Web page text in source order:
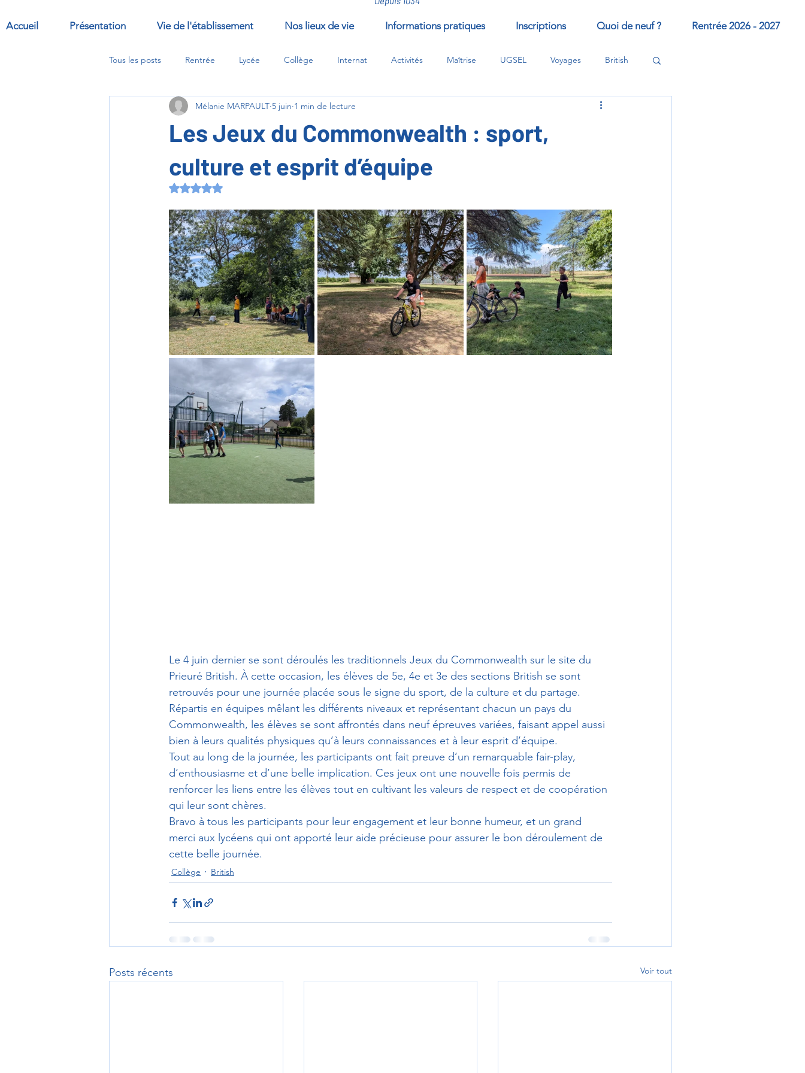
Accueil Présentation Vie de l'établissement Nos lieux de vie Informations pratiques Inscriptions Quoi de neuf ? Rentrée 2026 - 2027
Tous les posts Rentrée Lycée Collège Internat Activités Maîtrise UGSEL Voyages British
Abbaye options/compléments/EPI
Les Jeux du Commonwealth : sport,
culture et esprit d’équipe
Mélanie MARPAULT 5 juin 1 min de lecture
Noté NaN étoiles sur 5.
Le 4 juin dernier se sont déroulés les traditionnels Jeux du Commonwealth sur le site du
Prieuré British. À cette occasion, les élèves de 5e, 4e et 3e des sections British se sont
retrouvés pour une journée placée sous le signe du sport, de la culture et du partage.
Répartis en équipes mêlant les différents niveaux et représentant chacun un pays du
Commonwealth, les élèves se sont affrontés dans neuf épreuves variées, faisant appel aussi
bien à leurs qualités physiques qu’à leurs connaissances et à leur esprit d’équipe.
Tout au long de la journée, les participants ont fait preuve d’un remarquable fair-play,
d’enthousiasme et d’une belle implication. Ces jeux ont une nouvelle fois permis de
renforcer les liens entre les élèves tout en cultivant les valeurs de respect et de coopération
qui leur sont chères.
Bravo à tous les participants pour leur engagement et leur bonne humeur, et un grand
merci aux lycéens qui ont apporté leur aide précieuse pour assurer le bon déroulement de
cette belle journée.
Collège British
Posts récents Voir tout